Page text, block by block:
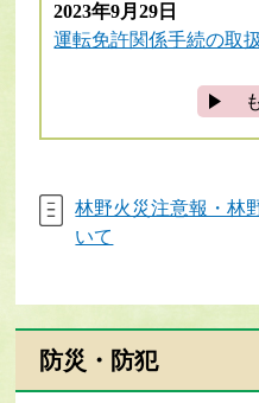
2023年9月29日
運転免許関係手続の取
林野火災注意報・林
いて
防災・防犯